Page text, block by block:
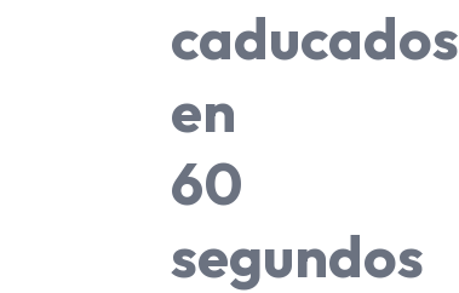
caducados
en
60
segundos